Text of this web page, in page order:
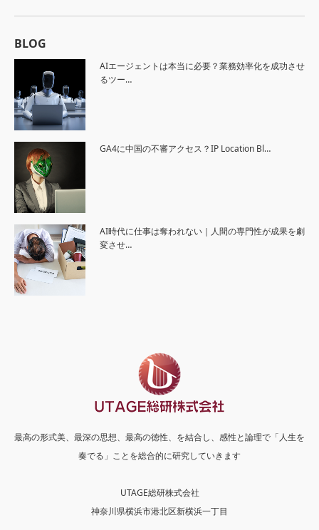
BLOG
AIエージェントは本当に必要？業務効率化を成功させ
るツー…
GA4に中国の不審アクセス？IP Location Bl…
AI時代に仕事は奪われない｜人間の専門性が成果を劇
変させ…
最高の形式美、最深の思想、最高の徳性、を結合し、感性と論理で「人生を
奏でる」ことを総合的に研究していきます
UTAGE総研株式会社
神奈川県横浜市港北区新横浜一丁目